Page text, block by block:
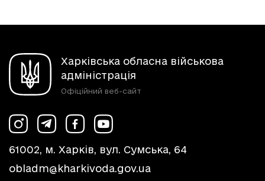
Харківська обласна військова
адміністрація
Офіційний веб-сайт
61002, м. Харків, вул. Сумська, 64
obladm@kharkivoda.gov.ua